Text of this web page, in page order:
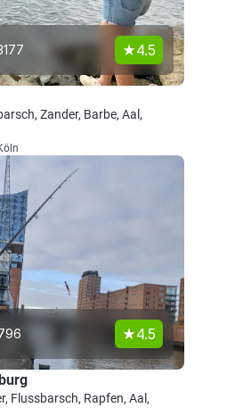
4.5
Zander, Barbe, Aal,
4.5
Flussbarsch, Rapfen, Aal,